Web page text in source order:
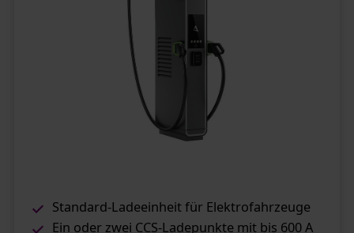
Standard-Ladeeinheit für Elektrofahrzeuge
Ein oder zwei CCS-Ladepunkte mit bis 600 A